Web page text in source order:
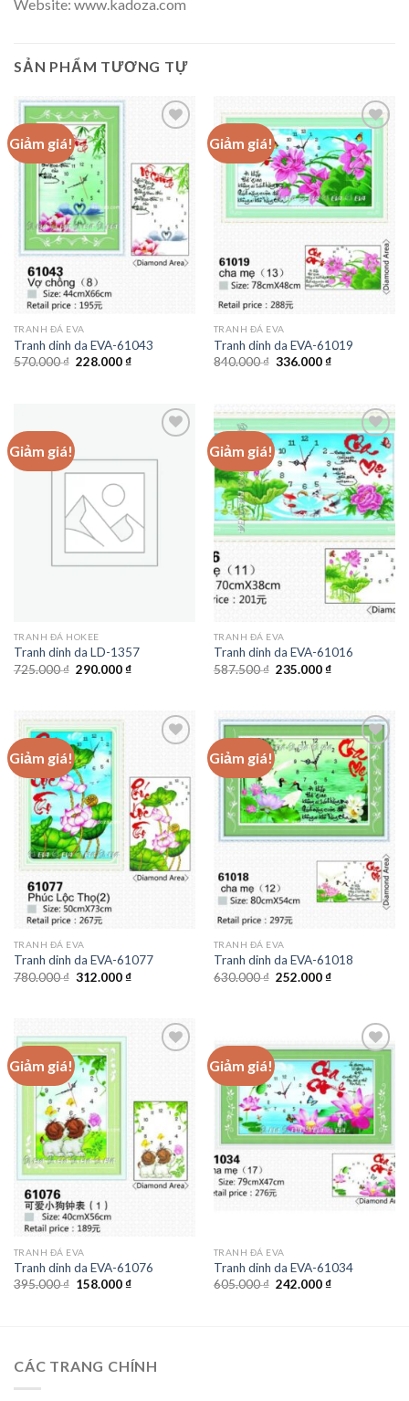
Website: www.kadoza.com
SẢN PHẨM TƯƠNG TỰ
Giảm giá!
Add to
wishlist
TRANH ĐÁ EVA
Tranh dinh da EVA-61043
570.000₫ Giá
228.000₫Giá
228.000 ₫.
Giảm giá!
Add to
wishlist
TRANH ĐÁ EVA
Tranh dinh da EVA-61019
840.000₫ Giá
336.000₫Giá
336.000 ₫.
Giảm giá!
TRANH ĐÁ HOKEE
Tranh dinh da LD-1357
725.000₫ Giá
290.000₫Giá
290.000 ₫.
Giảm giá!
Add to
wishlist
TRANH ĐÁ EVA
Tranh dinh da EVA-61016
587.500₫ Giá
235.000₫Giá
235.000 ₫.
Giảm giá!
Add to
wishlist
TRANH ĐÁ EVA
Tranh dinh da EVA-61077
780.000₫ Giá
312.000₫Giá
312.000 ₫.
Giảm giá!
Add to
wishlist
TRANH ĐÁ EVA
Tranh dinh da EVA-61018
630.000₫ Giá
252.000₫Giá
252.000 ₫.
Giảm giá!
wishlist
TRANH ĐÁ EVA
Tranh dinh da EVA-61076
395.000₫ Giá
158.000₫Giá
Giảm giá!
Add to
wishlist
TRANH ĐÁ EVA
Tranh dinh da EVA-61034
605.000₫ Giá
242.000₫Giá
CÁC TRANG CHÍNH